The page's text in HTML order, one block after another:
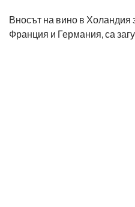
Вносът на вино в Холандия
Франция и Германия, са